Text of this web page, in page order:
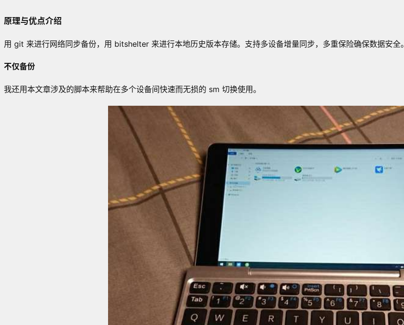
原理与优点介绍
用 git 来进行网络同步备份，用 bitshelter 来进行本地历史版本存储。支持多设备增量同步，多重保险确保数据安全。
不仅备份
我还用本文章涉及的脚本来帮助在多个设备间快速而无损的 sm 切换使用。